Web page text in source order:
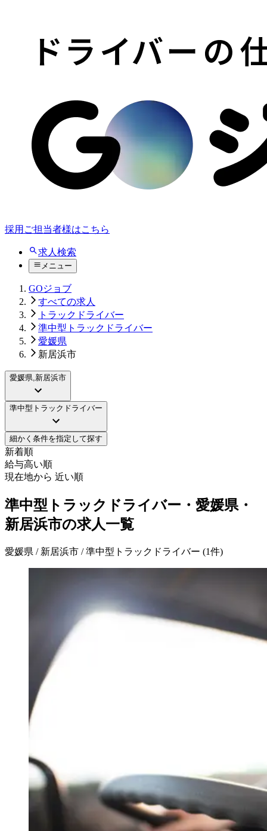
採用ご担当者様はこちら
求人検索
メニュー
GOジョブ
すべての求人
トラックドライバー
準中型トラックドライバー
愛媛県
新居浜市
愛媛県,新居浜市
準中型トラックドライバー
細かく条件を指定して探す
新着順
給与高い順
現在地から 近い順
準中型トラックドライバー・愛媛県・
新居浜市の求人一覧
愛媛県 / 新居浜市 / 準中型トラックドライバー (1件)